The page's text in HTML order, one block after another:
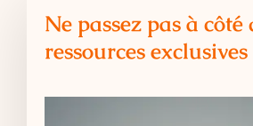
Ne passez pas à côté
ressources exclusives